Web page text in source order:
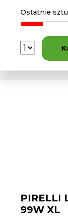
Ostatnie
PIRELLI
99W XL